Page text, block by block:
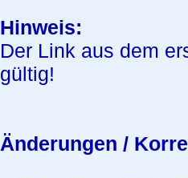
Hinweis:
Der Link aus dem
gültig!
Änderungen /